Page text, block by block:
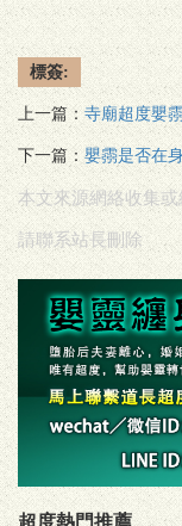
標簽:
上一篇： 寺廟超度嬰
下一篇： 嬰霛是否在
本文來源網絡收集
請聯系站長刪除
超度熱門推薦